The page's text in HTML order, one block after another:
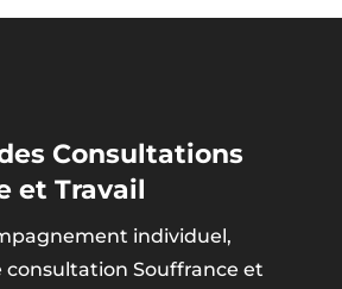
Consultations
et Travail
individuel,
consultation Souffrance et